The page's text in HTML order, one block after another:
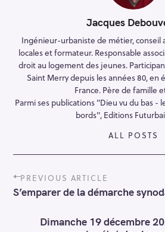
Jacques
Ingénieur-urbaniste de métier, conseil
locales et formateur. Responsable
droit au logement des jeunes.
Saint Merry depuis les années 80, en
France. Père de famille
Parmi ses publications "Dieu vu du bas -
bords", Editions
ALL POSTS
P
o
s
PREVIOUS ARTICLE
S’emparer de la démarche
Dimanche 19 décembre
f
o
r